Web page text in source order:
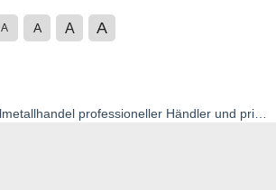
Diskussion Edelmetallhandel professioneller Händler und privater Auktionen
A A A A